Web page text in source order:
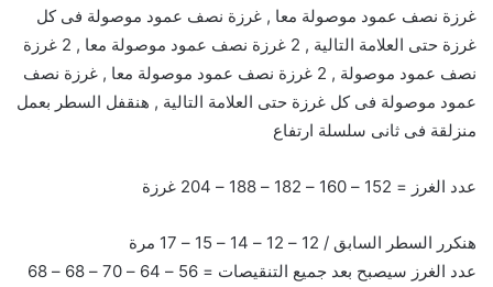
غرزة نصف عمود موصولة معا , غرزة نصف عمود موصولة فى كل
غرزة حتى العلامة التالية , 2 غرزة نصف عمود موصولة معا , 2 غرزة
نصف عمود موصولة , 2 غرزة نصف عمود موصولة معا , غرزة نصف
عمود موصولة فى كل غرزة حتى العلامة التالية , هنقفل السطر بعمل
منزلقة فى ثانى سلسلة ارتفاع
عدد الغرز = 152 – 160 – 182 – 188 – 204 غرزة
هنكرر السطر السابق / 12 – 12 – 14 – 15 – 17 مرة
عدد الغرز سيصبح بعد جميع التنقيصات = 56 – 64 – 70 – 68 – 68